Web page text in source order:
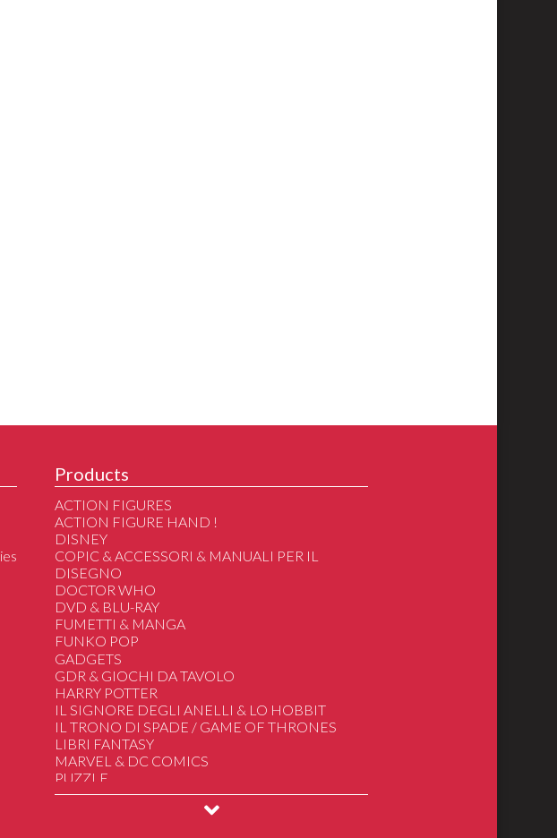
Products
ACTION FIGURES
ACTION FIGURE HAND !
DISNEY
COPIC & ACCESSORI & MANUALI PER IL
DISEGNO
DOCTOR WHO
DVD & BLU-RAY
FUMETTI & MANGA
FUNKO POP
Altri
Dc/Marvel/Comics
Disney
Manga/Anime/Japan/Cartoon
Il Trono di Spade
Harry Potter
Lo Hobbit & Il Signore degli Anelli
Film/Serie Tv/Videogiochi
Sport
GADGETS
GDR & GIOCHI DA TAVOLO
HARRY POTTER
IL SIGNORE DEGLI ANELLI & LO HOBBIT
IL TRONO DI SPADE / GAME OF THRONES
LIBRI FANTASY
MARVEL & DC COMICS
PUZZLE
SAILOR MOON